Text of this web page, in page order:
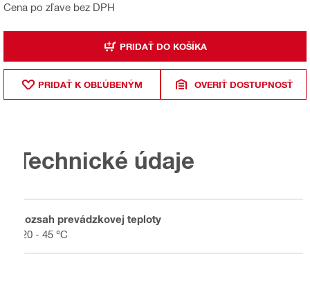
Cena po zľave bez DPH
PRIDAŤ DO KOŠÍKA
PRIDAŤ K OBĽÚBENÝM OVERIŤ DOSTUPNOSŤ
Technické údaje
Rozsah prevádzkovej teploty
-20 - 45 °C